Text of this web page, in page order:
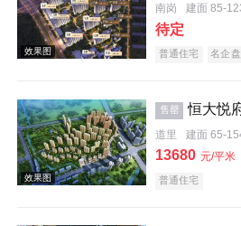
效果图
效果图
南岗 建面 85-
待定
普通住宅 名企盘
售罄 恒大悦
道里 建面 65-
13680 元/平米
普通住宅